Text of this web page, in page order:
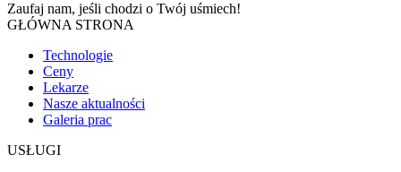
Zaufaj nam, jeśli chodzi o Twój uśmiech!
GŁÓWNA STRONA
Technologie
Ceny
Lekarze
Nasze aktualności
Galeria prac
USŁUGI